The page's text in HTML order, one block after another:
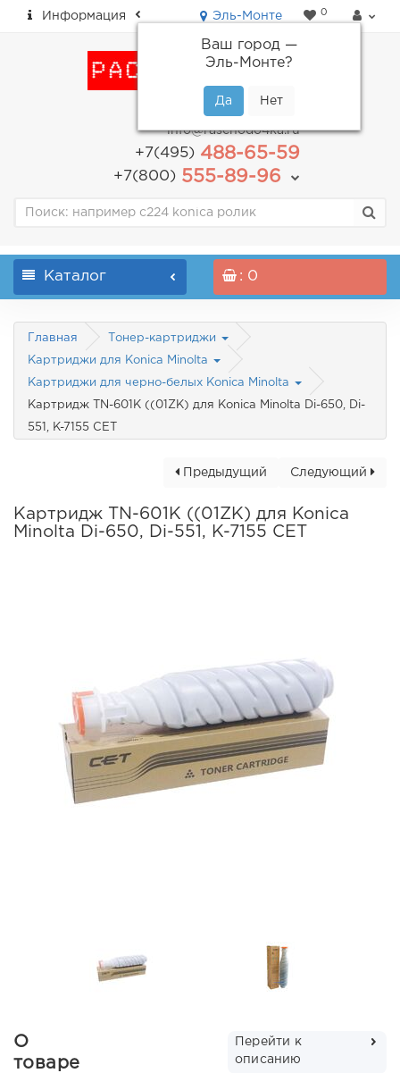
Информация Эль-Монте
Ваш город —
Эль-Монте?
0
пн-пт: с 9.00 до 18.00
info@raschodo4ka.ru
+7(495)488-65-59
+7(800)555-89-96
Каталог : 0
Главная Тонер-картриджи
Картриджи для Konica Minolta
Картриджи для черно-белых Konica Minolta
Картридж TN-601K ((01ZK) для Konica Minolta Di-650, Di-
551, K-7155 CET
Следующий
Предыдущий
Картридж TN-601K ((01ZK) для Konica
Minolta Di-650, Di-551, K-7155 CET
О
товаре
Перейти к
описанию